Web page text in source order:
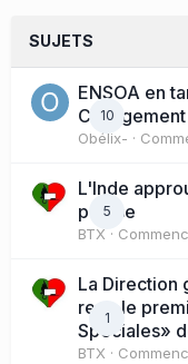
SUJETS
10
ENSOA en
Obélix- ·
5
L'Inde
presse
BTX ·
1
La Direction
reçu le
Spéciales»
BTX ·